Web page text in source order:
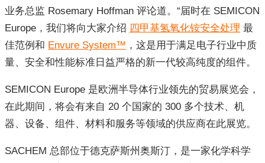
业务总监 Rosemary Hoffman 评论道。“届时在 SEMICON
Europe，我们将向大家介绍 四甲基氢氧化铵安全处理 最
佳范例和 Envure System™ ，这是用于满足电子行业中质
量、安全和性能标准日益严格的新一代较高纯度的组件。
SEMICON Europe 是欧洲半导体行业领先的贸易展览会，
在此期间，将会有来自 20 个国家的 300 多个技术、机
器、设备、组件、材料和服务等领域的供应商在此展览。
SACHEM 总部位于德克萨斯州奥斯汀，是一家化学科学